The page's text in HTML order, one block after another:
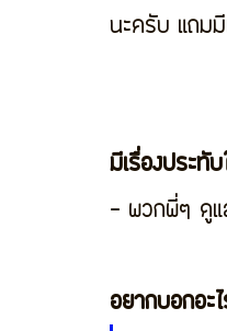
นะครับ แถม
มีเรื่องประทั
- พวกพี่ๆ ดูแ
อยากบอกอะ